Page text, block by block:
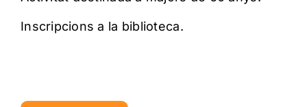
Inscripcions a la biblioteca.